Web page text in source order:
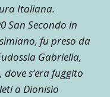
Italiana.
San Secondo in
fu preso da
Gabriella,
s’era fuggito
a Dionisio